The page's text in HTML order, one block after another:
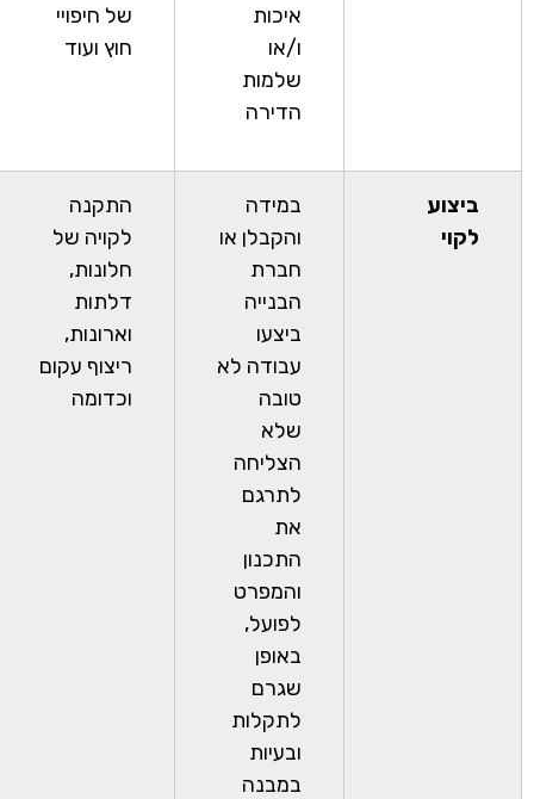
איכות
ו/או
שלמות
הדירה
של חיפויי
חוץ ועוד
ביצוע
לקוי
במידה
והקבלן או
חברת
הבנייה
ביצעו
עבודה לא
טובה
שלא
הצליחה
לתרגם
את
התכנון
והמפרט
לפועל,
באופן
שגרם
לתקלות
ובעיות
במבנה
התקנה
לקויה של
חלונות,
דלתות
וארונות,
ריצוף עקום
וכדומה